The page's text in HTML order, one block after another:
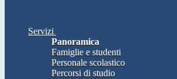
Servizi
Panoramica
Famiglie e studenti
Personale scolastico
Percorsi di studio